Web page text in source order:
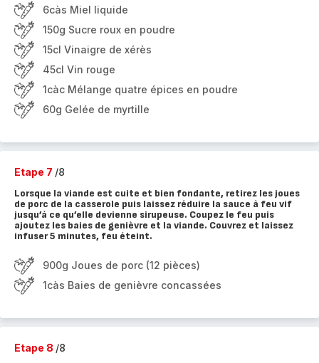
6càs Miel liquide
150g Sucre roux en poudre
15cl Vinaigre de xérès
45cl Vin rouge
1càc Mélange quatre épices en poudre
60g Gelée de myrtille
Etape 7 /8
Lorsque la viande est cuite et bien fondante, retirez les joues
de porc de la casserole puis laissez réduire la sauce à feu vif
jusqu’à ce qu’elle devienne sirupeuse. Coupez le feu puis
ajoutez les baies de genièvre et la viande. Couvrez et laissez
infuser 5 minutes, feu éteint.
900g Joues de porc (12 pièces)
1càs Baies de genièvre concassées
Etape 8 /8